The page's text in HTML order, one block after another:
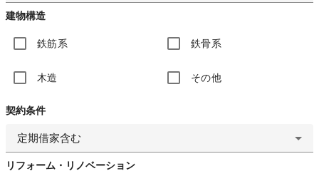
建物構造
鉄筋系 鉄骨系
木造 その他
契約条件
定期借家含む
リフォーム・リノベーション